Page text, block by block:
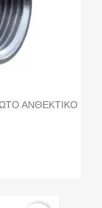
ΑΝΘΕΚΤΙΚΟ